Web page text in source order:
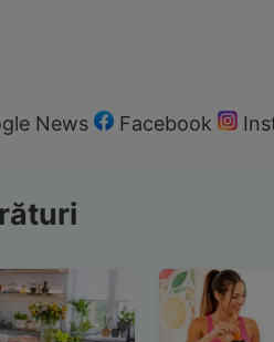
News Facebook